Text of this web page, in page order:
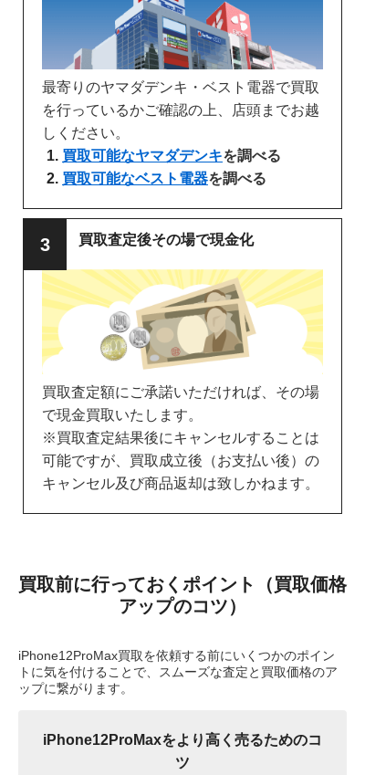
最寄りのヤマダデンキ・ベスト電器で買取
を行っているかご確認の上、店頭までお越
しください。
買取可能なヤマダデンキを調べる
買取可能なベスト電器を調べる
買取査定後その場で現金化
買取査定額にご承諾いただければ、その場
で現金買取いたします。
※買取査定結果後にキャンセルすることは
可能ですが、買取成立後（お支払い後）の
キャンセル及び商品返却は致しかねます。
買取前に行っておくポイント（買取価格
アップのコツ）
iPhone12ProMax買取を依頼する前にいくつかのポイン
トに気を付けることで、スムーズな査定と買取価格のア
ップに繋がります。
iPhone12ProMaxをより高く売るためのコ
ツ